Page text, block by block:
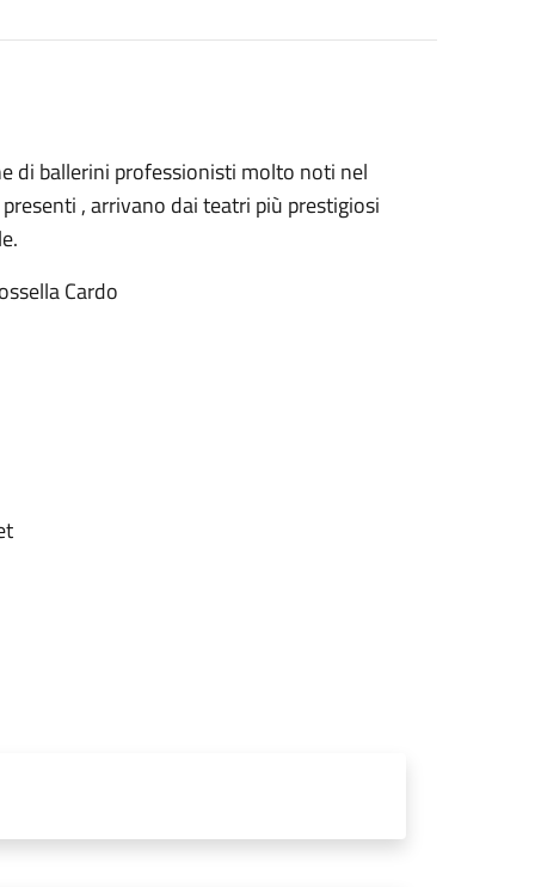
di ballerini professionisti molto noti nel
, arrivano dai teatri più prestigiosi
Cardo